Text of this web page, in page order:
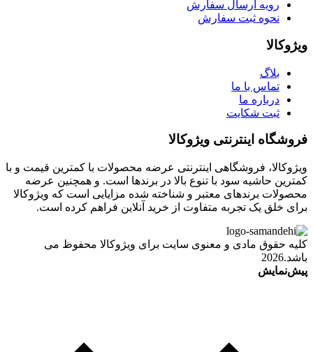
رویه ارسال سفارش
نحوه ثبت سفارش
ویژوکالا
بلاگ
تماس با ما
درباره ما
ثبت شکایت
فروشگاه اینترنتی ویژوکالا
ویژوکالا، فروشگاهی اینترنتی عرضه محصولات با کمترین قیمت و با
کمترین حاشیه سود با تنوع بالا در برندها است. و همچنین عرضه
محصولات برندهای معتبر و شناخته شده مزایایی است که ویژوکالا
برای خلق یک تجربه متفاوت از خرید آنلاین فراهم کرده است.
کلیه حقوق مادی و معنوی سایت برای ویژوکالا محفوظ می
باشد.2026
پیش‌نمایش